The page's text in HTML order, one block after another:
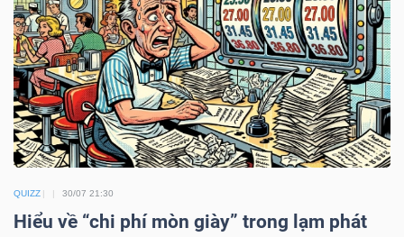
QUIZZ 30/07 21:30
Hiểu về “chi phí mòn giày” trong lạm phát
DOANH
NGHIỆP
BẤT
ĐỘNG
SẢN